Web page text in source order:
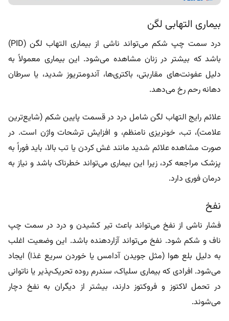
بیماری التهابی لگن
درد سمت چپ شکم می‌تواند ناشی از بیماری التهاب لگن (PID)
باشد که بیشتر در زنان مشاهده می‌شود. این بیماری معمولاً به
دلیل عفونت‌های مقاربتی، باکتری‌ها، آندومتریوز شدید، یا سرطان
دهانه رحم رخ می‌دهد.
علائم رایج التهاب لگن شامل درد در قسمت پایین شکم (شایع‌ترین
علامت)، تب، خونریزی نامنظم، و افزایش ترشحات واژن است. در
صورت مشاهده علائم شدید مانند غش کردن یا تب بالا، باید فوراً به
پزشک مراجعه کرد، زیرا این بیماری می‌تواند خطرناک باشد و نیاز به
درمان فوری دارد.
نفخ
فشار ناشی از نفخ می‌تواند باعث تیر کشیدن و درد در سمت چپ
ناف و شکم شود. نفخ می‌تواند آزاردهنده باشد. این وضعیت اغلب
به دلیل بلع هوا (مثل جویدن آدامس یا خوردن سریع غذا) ایجاد
می‌شود. افرادی که بیماری سلیاک، سندرم روده تحریک‌پذیر یا ناتوانی
در تحمل لاکتوز و فروکتوز دارند، بیشتر از دیگران به نفخ دچار
می‌شوند.